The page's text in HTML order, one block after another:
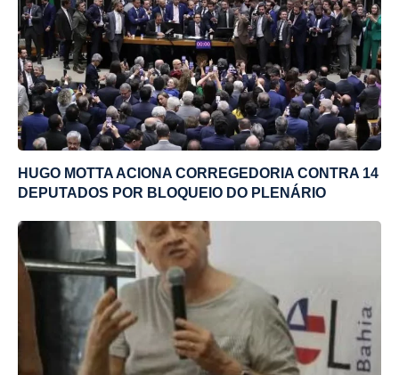
HUGO MOTTA ACIONA CORREGEDORIA CONTRA 14
DEPUTADOS POR BLOQUEIO DO PLENÁRIO